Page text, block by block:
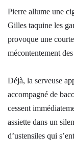
Pierre allume une
Gilles taquine les
provoque une
mécontentement
Déjà, la serveuse
accompagné de
cessent
assiette dans un
d’ustensiles qui